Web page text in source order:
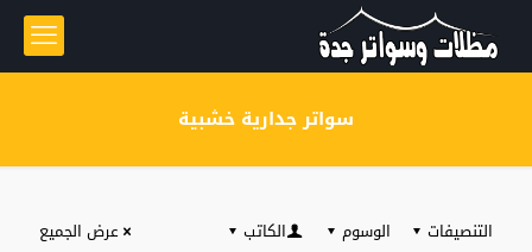
سواتر جدارية خشبية
التنصيفات الوسوم الكاتب عرض الجميع